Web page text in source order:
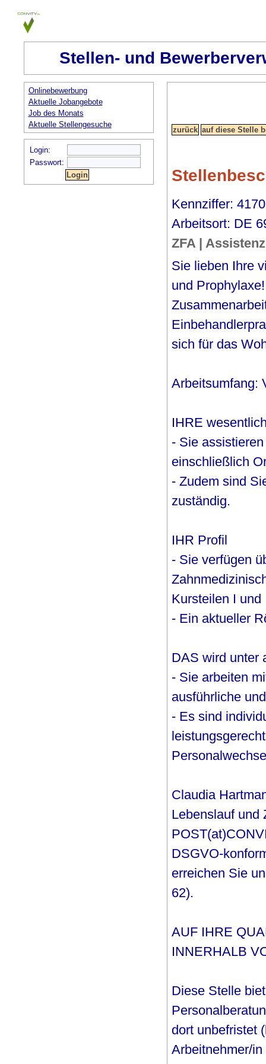
Stellen- und
Onlinebewerbung
Aktuelle Jobangebote
Job des Monats
Aktuelle Stellengesuche
Login:
Passwort:
Kennziffer:
Arbeitsort: DE
ZFA |
Sie lieben Ihre
und
sich für das
Arbeitsumfang:
IHRE
- Sie
einschließlich
- Zudem sind
zuständig.
IHR Profil
- Sie verfügen
Kursteilen I und
- Ein aktueller
DAS wird unter
- Sie arbeiten
ausführliche
- Es sind
Claudia
Lebenslauf und
DSGVO-
erreichen Sie
62).
AUF IHRE
INNERHALB
Diese Stelle
dort unbefristet
Arbeitnehmer/in